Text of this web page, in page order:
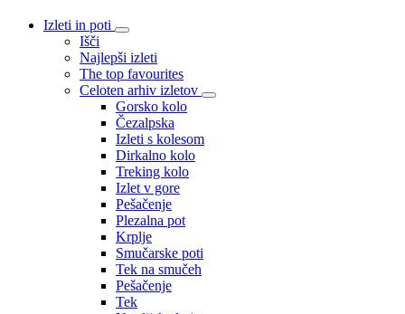
Izleti in poti
Išči
Najlepši izleti
The top favourites
Celoten arhiv izletov
Gorsko kolo
Čezalpska
Izleti s kolesom
Dirkalno kolo
Treking kolo
Izlet v gore
Pešačenje
Plezalna pot
Krplje
Smučarske poti
Tek na smučeh
Pešačenje
Tek